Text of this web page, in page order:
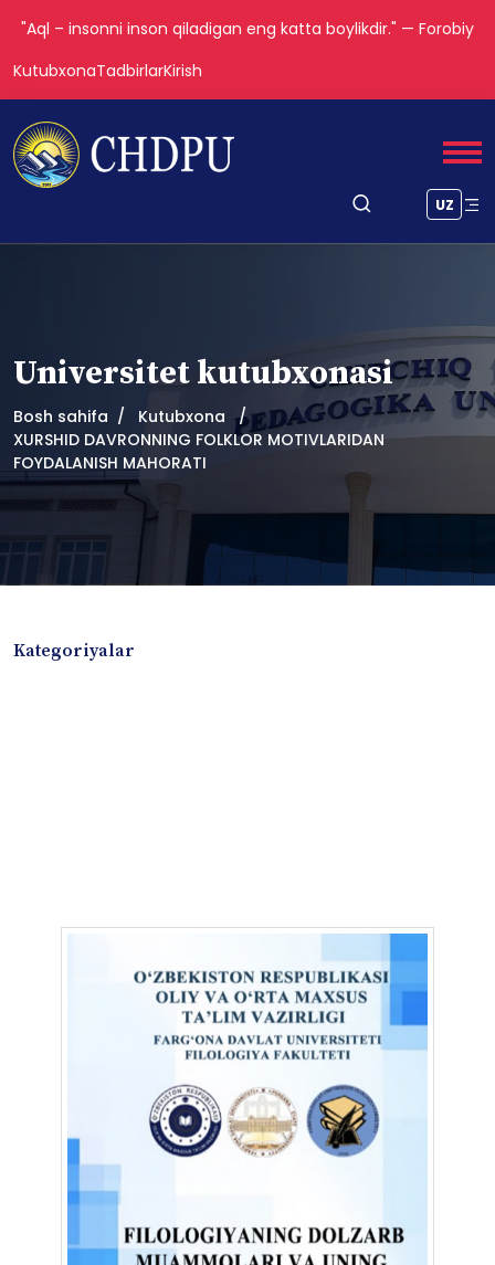
"Aql – insonni inson qiladigan eng katta boylikdir." — Forobiy
KutubxonaTadbirlarKirish
UZ
Universitet kutubxonasi
Bosh sahifa
Kutubxona
XURSHID DAVRONNING FOLKLOR MOTIVLARIDAN
FOYDALANISH MAHORATI
Kategoriyalar